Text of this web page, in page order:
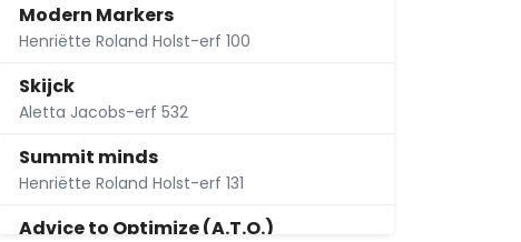
Modern Markers
Henriëtte Roland Holst-erf 100
Skijck
Aletta Jacobs-erf 532
Summit minds
Henriëtte Roland Holst-erf 131
Advice to Optimize (A.T.O.)